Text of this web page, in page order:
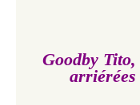
Goodby
arriérées